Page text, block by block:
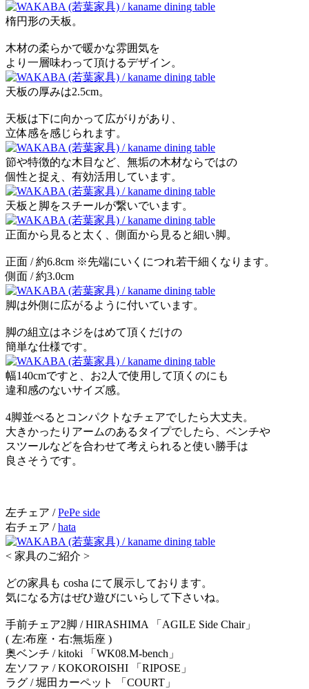
楕円形の天板。
木材の柔らかで暖かな雰囲気を
より一層味わって頂けるデザイン。
天板の厚みは2.5cm。
天板は下に向かって広がりがあり、
立体感を感じられます。
節や特徴的な木目など、無垢の木材ならではの
個性と捉え、有効活用しています。
天板と脚をスチールが繋いでいます。
正面から見ると太く、側面から見ると細い脚。
正面 / 約6.8cm ※先端にいくにつれ若干細くなります。
側面 / 約3.0cm
脚は外側に広がるように付いています。
脚の組立はネジをはめて頂くだけの
簡単な仕様です。
幅140cmですと、お2人で使用して頂くのにも
違和感のないサイズ感。
4脚並べるとコンパクトなチェアでしたら大丈夫。
大きかったりアームのあるタイプでしたら、ベンチや
スツールなどを合わせて考えられると使い勝手は
良さそうです。
左チェア /PePe side
右チェア /hata
< 家具のご紹介 >
どの家具も cosha にて展示しております。
気になる方はぜひ遊びにいらして下さいね。
手前チェア2脚 / HIRASHIMA 「AGILE Side Chair」
( 左:布座・右:無垢座 )
奥ベンチ / kitoki 「WK08.M-bench」
左ソファ / KOKOROISHI 「RIPOSE」
ラグ / 堀田カーペット 「COURT」